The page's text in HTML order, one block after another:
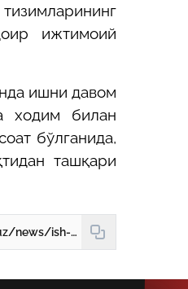
ижтимоий
ишни давом
ходим билан
бўлганида,
ташқари
https://new.hudud24.uz/news/ish-vaktidan-tashkari-ish-vakti-kandai-tartibda-belgilanadi